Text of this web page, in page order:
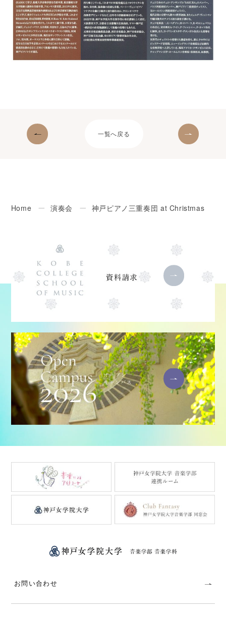
一覧へ戻る
Home ー 演奏会 ー 神戸ピアノ三重奏団 at Christmas
お問い合わせ